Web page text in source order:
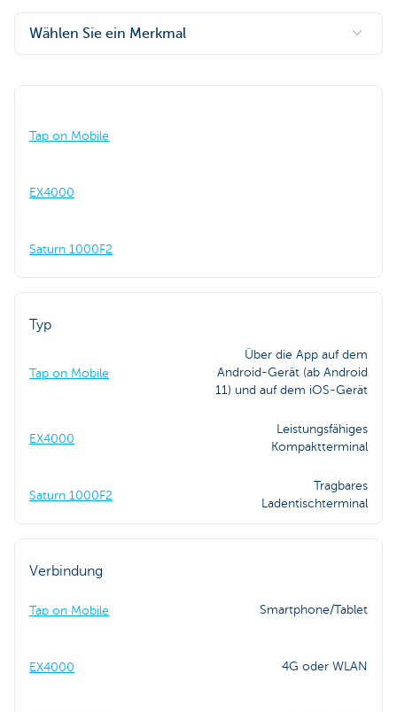
Wählen Sie ein Merkmal
Tap on Mobile
EX4000
Saturn 1000F2
Typ
Tap on Mobile
Über die App auf dem
Android-Gerät (ab Android
11) und auf dem iOS-Gerät
EX4000
Leistungsfähiges
Kompaktterminal
Saturn 1000F2
Tragbares
Ladentischterminal
Verbindung
Tap on Mobile Smartphone/Tablet
EX4000 4G oder WLAN